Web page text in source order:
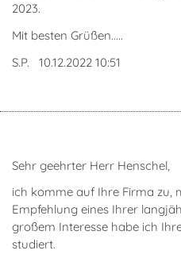
2023.
Mit besten Grüßen.....
S.P. 10.12.2022 10:51
Sehr geehrter Herr Henschel,
ich komme auf Ihre Firma zu,
Empfehlung eines Ihrer
großem Interesse habe ich
studiert.